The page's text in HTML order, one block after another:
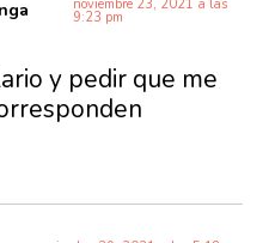
noviembre 23, 2021 a las
9:23 pm
y pedir que me